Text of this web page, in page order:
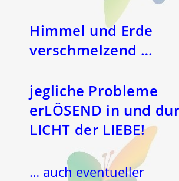
Himmel und Erde
verschmelzend …
jegliche Probleme
erLÖSEND in und
LICHT der LIEBE!
… auch eventueller